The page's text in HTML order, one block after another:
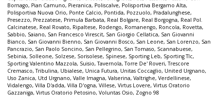
Bornago, Pian Camuno, Pieranica, Poliscalve, Polisportiva Bergamo Alta,
Polisportiva Nuova Orio, Ponte Calcio, Pontida, Pozzuolo, Pradalunghese,
Presezzo, Prezzatese, Primula Barbata, Real Bolgare, Real Borgogna, Real Pol.
Calcinatese, Real Rovato, Ripaltese, Rodengo, Romanengo, Roncola, Rovetta,
Sabbio, Saiano, San Francesco Virescit, San Giorgio Cellatica, San Giovanni
Bianco, San Giovanni Bienno, San Giovanni Bosco, San Leone, San Lorenzo, San
Pancrazio, San Paolo Soncino, San Pellegrino, San Tomaso, Scannabuese,
Sebinia, Solleone, Solzese, Sorisolese, Spinese, Sporting Leb, Sporting Tlc,
Sporting Valentino Mazzola, Suisio,Tavernola,Torre De' Roveri,Trescore
Cremasco,Tribulina, Ubialese, Unica Futura, Unitas Coccaglio, United Urgnano,
Uso Zanica, Utd Urgnano, Valle Imagna, Valserina, Valtrighe, Verdellinese,
Vidalengo, Villa D'adda, Villa D'ogna, Villese, Virtus Lovere, Virtus Oratorio
Gazzaniga, Virtus Oratorio Petosino, Voluntas Osio, Zogno 98